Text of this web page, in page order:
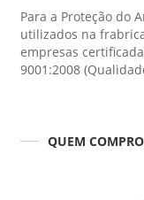
Para a Proteção do
utilizados na
empresas
9001:2008
QUEM